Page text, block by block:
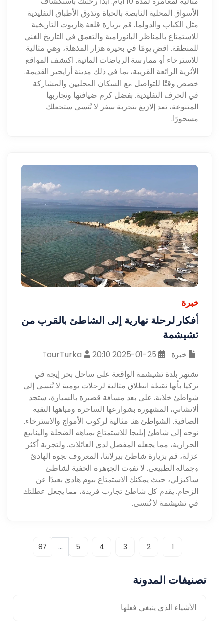
الأسواق المحلية النابضة بالحياة وتذوق الأطباق التقليدية
مثل الكباب والدولما. قم بزيارة قلعة هاربوت التاريخية
للاستمتاع بالمناظر البانورامية والتعمق في التاريخ الغني
للمنطقة. اقضِ يومًا في بحيرة هزار المذهلة، وهي مثالية
للاسترخاء أو ممارسة الرياضات المائية. اكتشف المواقع
الأثرية الرائعة القريبة، بما في ذلك مدينة أراپجیر القديمة.
خصص وقتًا للتواصل مع السكان المحليين والمشاركة
في الحرف التقليدية. بفضل كرم ضيافتها وتجاربها
المتنوعة، تعد إلازيغ بتجربة سفر لا تُنسى ستجعلك
مسحورًا.
خبرة
أفكار لرحلة نهارية إلى الشاطئ بالقرب من
تشيشمة
خبرة
تشتهر بلدة تشيشمة الواقعة على ساحل بحر إيجه في
تركيا بأنها نقطة انطلاق مثالية لرحلات يومية لا تُنسى إلى
شواطئ خلابة. على بعد مسافة قصيرة بالسيارة، ستجد
ألاتشاتي، المشهورة بشوارعها الساحرة ومياهها النقية
الصافية. الشواطئ هنا مثالية لركوب الأمواج والاسترخاء.
توجه إلى شاطئ إيليجا للاستمتاع بمياهه الضحلة والينابيع
الحرارية، مما يجعله المفضل لدى العائلات. ولتجربة أكثر
عزلة، قم بزيارة شاطئ بيرلانتا، المعروف بجوه الهادئ
وجماله الطبيعي. لا تفوت الجوهرة الخفية لشاطئ
ساكيزلي، حيث يمكنك الاستمتاع بيوم هادئ بعيدًا عن
الزحام. يقدم كل شاطئ تجارب فريدة، مما يجعل عطلتك
في تشيشمة لا تُنسى.
1
2
3
4
5
...
87
تصنيفات المدونة
الأشياء الذي ينبغي فعلها